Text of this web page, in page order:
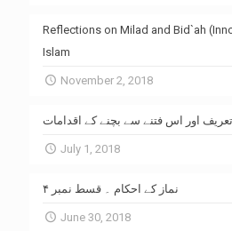
Reflections on Milad and Bid`ah
Islam
November 2, 2018
اور اس فتنے سے بچنے کے اقدامات
July 1, 2018
نماز کے احکام ۔ قسط نمبر ۴
June 30, 2018